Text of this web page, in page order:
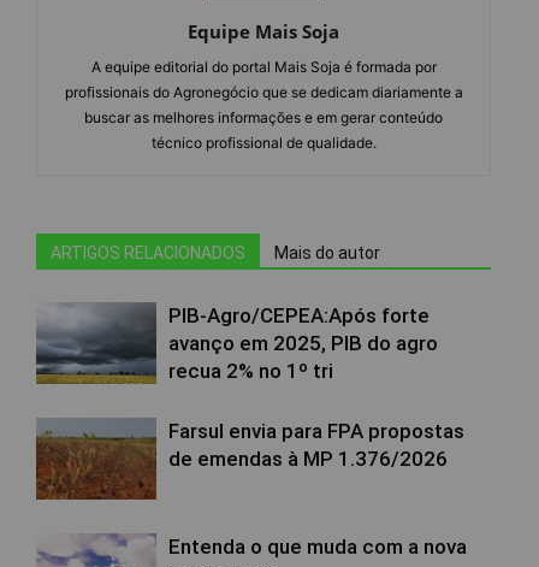
Equipe Mais Soja
A equipe editorial do portal Mais Soja é formada por
profissionais do Agronegócio que se dedicam diariamente a
buscar as melhores informações e em gerar conteúdo
técnico profissional de qualidade.
ARTIGOS RELACIONADOS Mais do autor
PIB-Agro/CEPEA:Após forte
avanço em 2025, PIB do agro
recua 2% no 1º tri
Farsul envia para FPA propostas
de emendas à MP 1.376/2026
Entenda o que muda com a nova